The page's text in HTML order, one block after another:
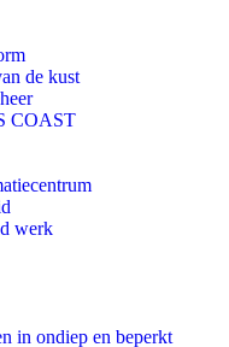
de kust
COAST
werk
in ondiep en beperkt